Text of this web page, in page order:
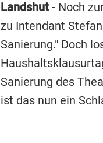
Landshut- Noch
zu Intendant
Sanierung." Doch
Sanierung des
ist das nun ein